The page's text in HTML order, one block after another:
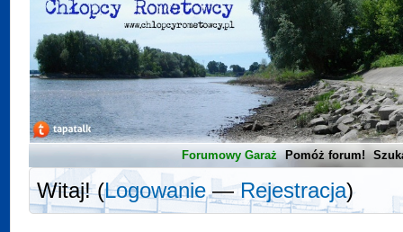
Forumowy Garaż Pomóż forum!
Witaj! (Logowanie—Rejestracja)